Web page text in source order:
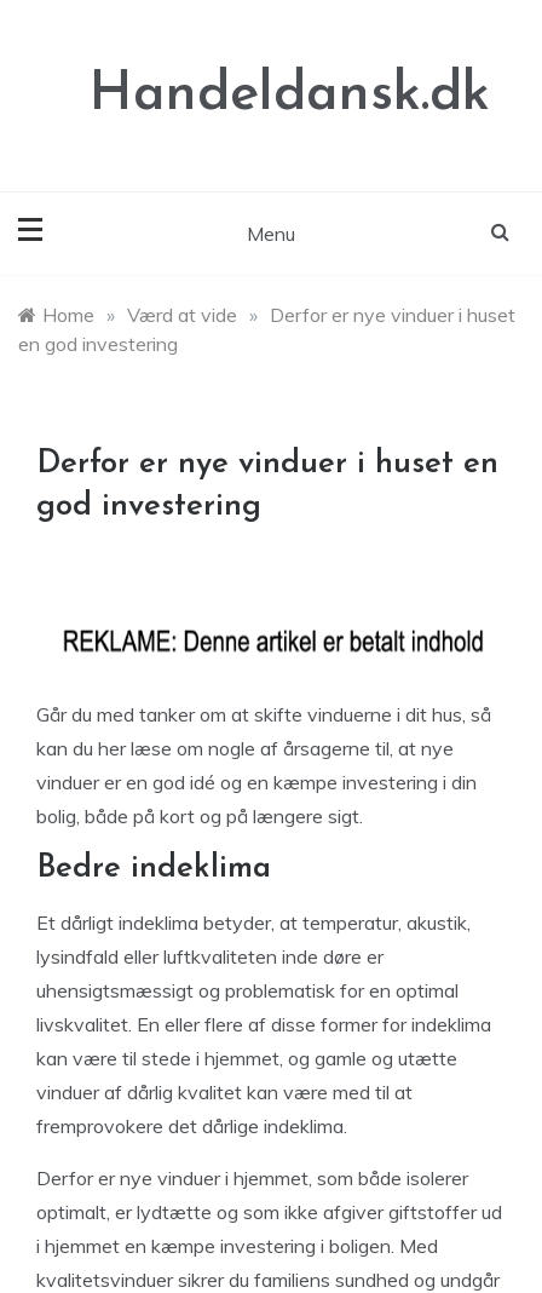
Handeldansk.dk
Menu
Home » Værd at vide » Derfor er nye vinduer i huset
en god investering
Derfor er nye vinduer i huset en
god investering
Går du med tanker om at skifte vinduerne i dit hus, så
kan du her læse om nogle af årsagerne til, at nye
vinduer er en god idé og en kæmpe investering i din
bolig, både på kort og på længere sigt.
Bedre indeklima
Et dårligt indeklima betyder, at temperatur, akustik,
lysindfald eller luftkvaliteten inde døre er
uhensigtsmæssigt og problematisk for en optimal
livskvalitet. En eller flere af disse former for indeklima
kan være til stede i hjemmet, og gamle og utætte
vinduer af dårlig kvalitet kan være med til at
fremprovokere det dårlige indeklima.
Derfor er nye vinduer i hjemmet, som både isolerer
optimalt, er lydtætte og som ikke afgiver giftstoffer ud
i hjemmet en kæmpe investering i boligen. Med
kvalitetsvinduer sikrer du familiens sundhed og undgår